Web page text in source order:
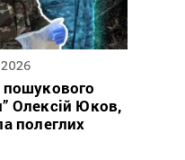
пошукового
Олексій Юков,
полеглих